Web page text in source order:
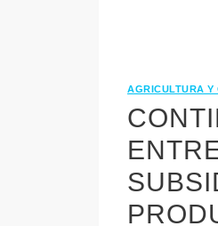
AGRICULTURA Y